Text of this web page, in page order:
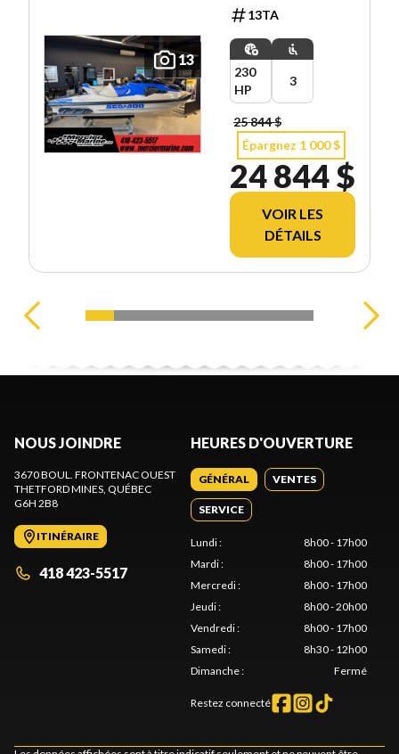
13
13TA
230
HP
3
25 844 $
Épargnez 1 000 $
24 844 $
VOIR LES
DÉTAILS
NOUS JOINDRE
3670 BOUL. FRONTENAC OUEST
THETFORD MINES , QUÉBEC
G6H 2B8
ITINÉRAIRE
418 423-5517
HEURES D'OUVERTURE
GÉNÉRAL VENTES
SERVICE
Lundi:
8h00 - 17h00
Mardi:
8h00 - 17h00
Mercredi:
8h00 - 17h00
Jeudi:
8h00 - 20h00
Vendredi:
8h00 - 17h00
Samedi:
8h30 - 12h00
Dimanche: Fermé
Restez connecté